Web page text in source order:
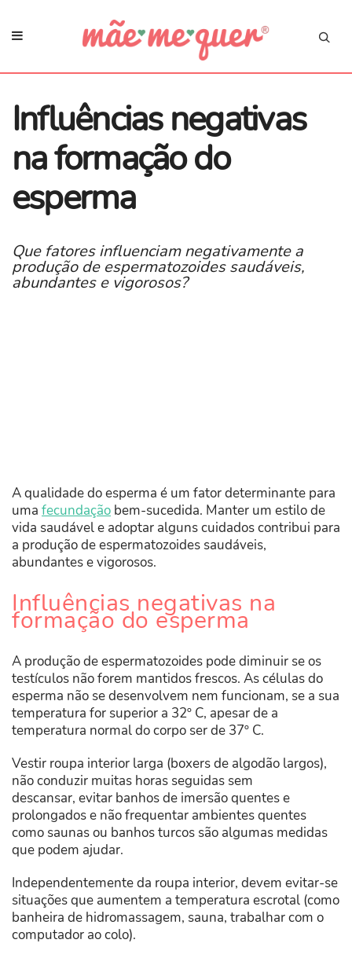
Influências negativas
na formação do
esperma
Que fatores influenciam negativamente a
produção de espermatozoides saudáveis,
abundantes e vigorosos?
A qualidade do esperma é um fator determinante para
uma fecundação bem-sucedida. Manter um estilo de
vida saudável e adoptar alguns cuidados contribui para
a produção de espermatozoides saudáveis,
abundantes e vigorosos.
Influências negativas na
formação do esperma
A produção de espermatozoides pode diminuir se os
testículos não forem mantidos frescos. As células do
esperma não se desenvolvem nem funcionam, se a sua
temperatura for superior a 32º C, apesar de a
temperatura normal do corpo ser de 37º C.
Vestir roupa interior larga (boxers de algodão largos),
não conduzir muitas horas seguidas sem
descansar, evitar banhos de imersão quentes e
prolongados e não frequentar ambientes quentes
como saunas ou banhos turcos são algumas medidas
que podem ajudar.
Independentemente da roupa interior, devem evitar-se
situações que aumentem a temperatura escrotal (como
banheira de hidromassagem, sauna, trabalhar com o
computador ao colo).